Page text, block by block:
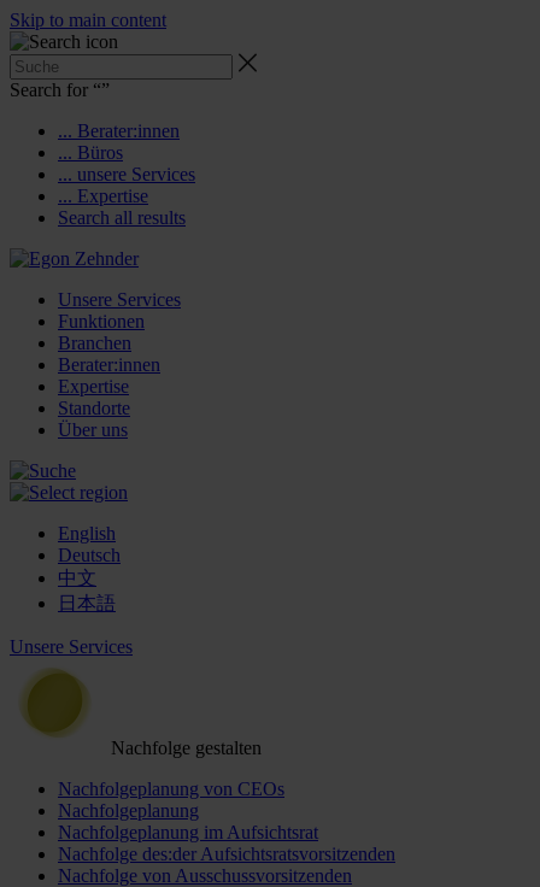
Skip to main content
Search for “”
... Berater:innen
... Büros
... unsere Services
... Expertise
Search all results
Unsere Services
Funktionen
Branchen
Berater:innen
Expertise
Standorte
Über uns
English
Deutsch
中文
日本語
Unsere Services
Nachfolge gestalten
Nachfolgeplanung von CEOs
Nachfolgeplanung
Nachfolgeplanung im Aufsichtsrat
Nachfolge des:der Aufsichtsratsvorsitzenden
Nachfolge von Ausschussvorsitzenden